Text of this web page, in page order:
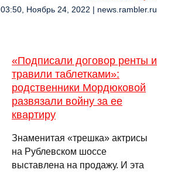
03:50, Ноябрь 24, 2022 | news.rambler.ru
«Подписали договор ренты и
травили таблетками»:
родственники Мордюковой
развязали войну за ее
квартиру
Знаменитая «трешка» актрисы
на Рублевском шоссе
выставлена на продажу. И эта